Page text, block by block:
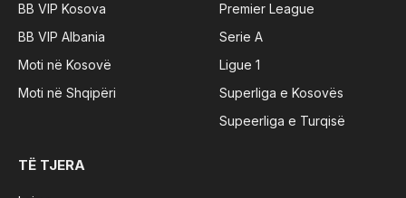
BB VIP Kosova
BB VIP Albania
Moti në Kosovë
Moti në Shqipëri
Premier League
Serie A
Ligue 1
Superliga e Kosovës
Supeerliga e Turqisë
TË TJERA